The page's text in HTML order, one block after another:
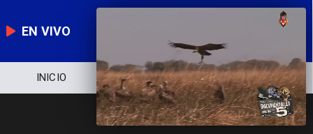
EN VIVO
INICIO NOTICIERO POLÍTICA